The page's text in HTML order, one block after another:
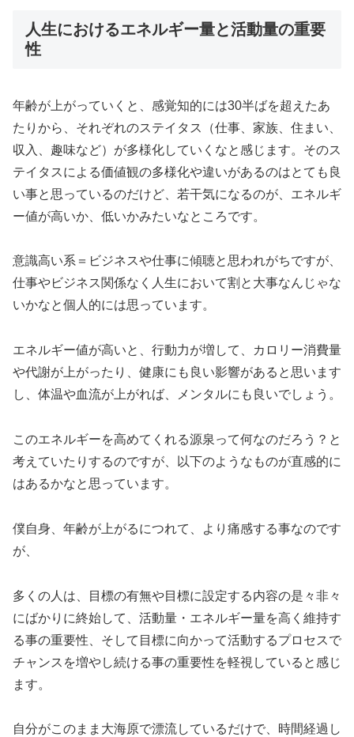
人生におけるエネルギー量と活動量の重要
性
年齢が上がっていくと、感覚知的には30半ばを超えたあ
たりから、それぞれのステイタス（仕事、家族、住まい、
収入、趣味など）が多様化していくなと感じます。そのス
テイタスによる価値観の多様化や違いがあるのはとても良
い事と思っているのだけど、若干気になるのが、エネルギ
ー値が高いか、低いかみたいなところです。
意識高い系＝ビジネスや仕事に傾聴と思われがちですが、
仕事やビジネス関係なく人生において割と大事なんじゃな
いかなと個人的には思っています。
エネルギー値が高いと、行動力が増して、カロリー消費量
や代謝が上がったり、健康にも良い影響があると思います
し、体温や血流が上がれば、メンタルにも良いでしょう。
このエネルギーを高めてくれる源泉って何なのだろう？と
考えていたりするのですが、以下のようなものが直感的に
はあるかなと思っています。
僕自身、年齢が上がるにつれて、より痛感する事なのです
が、
多くの人は、目標の有無や目標に設定する内容の是々非々
にばかりに終始して、活動量・エネルギー量を高く維持す
る事の重要性、そして目標に向かって活動するプロセスで
チャンスを増やし続ける事の重要性を軽視していると感じ
ます。
自分がこのまま大海原で漂流しているだけで、時間経過し